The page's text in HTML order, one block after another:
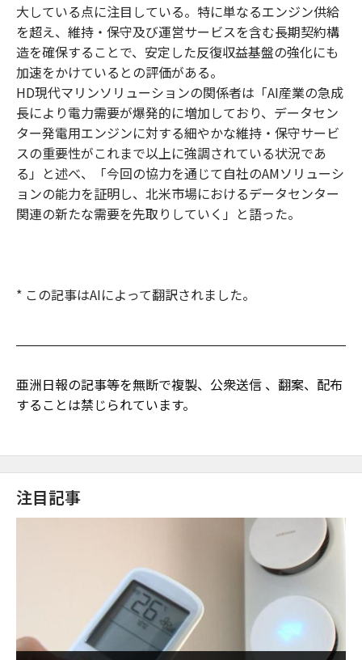
大している点に注目している。特に単なるエンジン供給
を超え、維持・保守及び運営サービスを含む長期契約構
造を確保することで、安定した反復収益基盤の強化にも
加速をかけているとの評価がある。
HD現代マリンソリューションの関係者は「AI産業の急成
長により電力需要が爆発的に増加しており、データセン
ター発電用エンジンに対する細やかな維持・保守サービ
スの重要性がこれまで以上に強調されている状況であ
る」と述べ、「今回の協力を通じて自社のAMソリューシ
ョンの能力を証明し、北米市場におけるデータセンター
関連の新たな需要を先取りしていく」と語った。
* この記事はAIによって翻訳されました。
亜洲日報の記事等を無断で複製、公衆送信 、翻案、配布
することは禁じられています。
注目記事